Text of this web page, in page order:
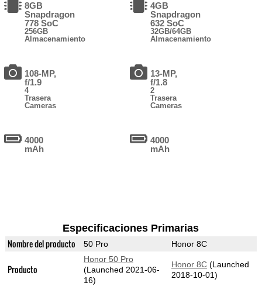
8GB
Snapdragon
778 SoC
256GB
Almacenamiento
108-MP,
f/1.9
4
Trasera
Cameras
4000
mAh
4GB
Snapdragon
632 SoC
32GB/64GB
Almacenamiento
13-MP,
f/1.8
2
Trasera
Cameras
4000
mAh
Especificaciones Primarias
Nombre del producto 50 Pro Honor 8C
Producto
Honor 50 Pro
(Launched 2021-06-
16)
Honor 8C(Launched
2018-10-01)